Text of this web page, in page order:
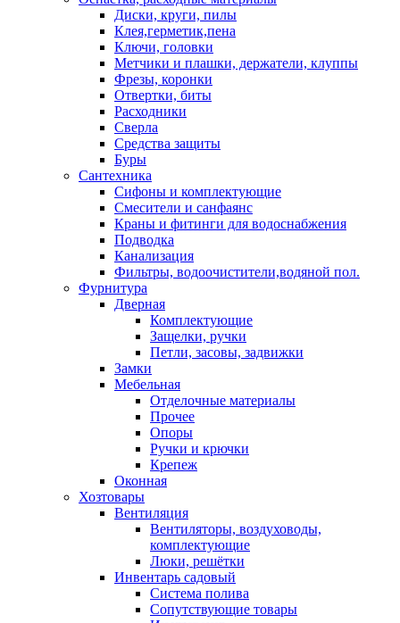
Диски, круги, пилы
Клея,герметик,пена
Ключи, головки
Метчики и плашки, держатели, клуппы
Фрезы, коронки
Отвертки, биты
Расходники
Сверла
Средства защиты
Буры
Сантехника
Сифоны и комплектующие
Смесители и санфаянс
Краны и фитинги для водоснабжения
Подводка
Канализация
Фильтры, водоочистители,водяной пол.
Фурнитура
Дверная
Комплектующие
Защелки, ручки
Петли, засовы, задвижки
Замки
Мебельная
Отделочные материалы
Прочее
Опоры
Ручки и крючки
Крепеж
Оконная
Хозтовары
Вентиляция
Вентиляторы, воздуховоды,
комплектующие
Люки, решётки
Инвентарь садовый
Система полива
Сопутствующие товары